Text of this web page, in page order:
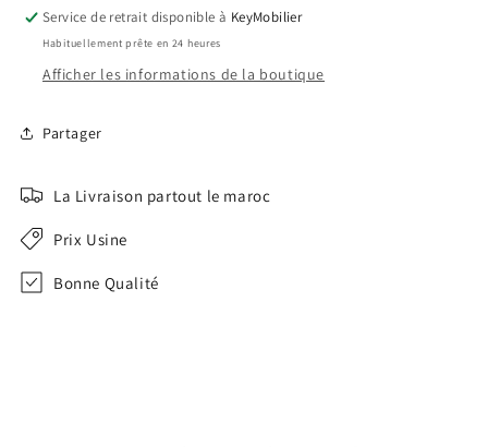
en
Bois
0931
en
Bois
0931
Service de retrait disponible à KeyMobilier
Habituellement prête en 24 heures
Afficher les informations de la boutique
Partager
La Livraison partout le maroc
Prix Usine
Bonne Qualité